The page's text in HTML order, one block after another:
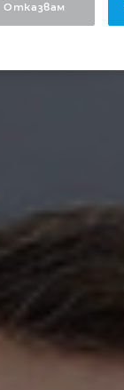
Отказвам